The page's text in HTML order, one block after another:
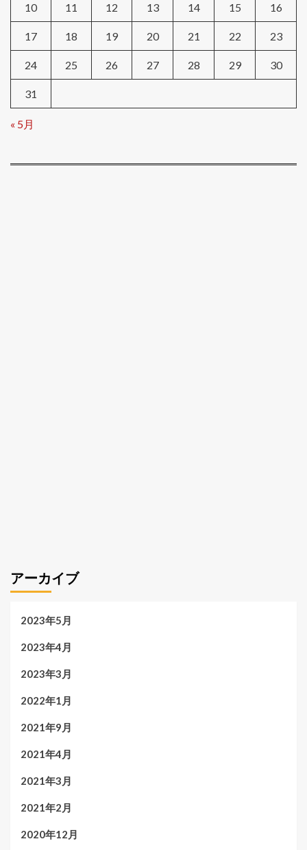
10 11 12 13 14 15 16
17 18 19 20 21 22 23
24 25 26 27 28 29 30
31
« 5月
アーカイブ
2023年5月
2023年4月
2023年3月
2022年1月
2021年9月
2021年4月
2021年3月
2021年2月
2020年12月